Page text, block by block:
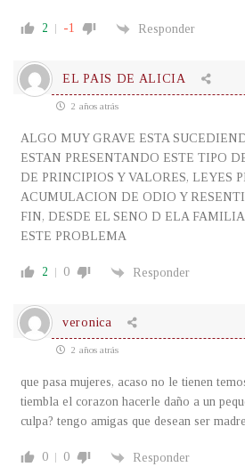
2 -1 Responder
EL PAIS DE ALICIA
2 años atrás
ALGO MUY GRAVE ESTA
ESTAN PRESENTANDO ESTE TIPO
DE PRINCIPIOS Y VALORES, LEYES
ACUMULACION DE ODIO Y
FIN, DESDE EL SENO D ELA
ESTE PROBLEMA
2 0 Responder
veronica
2 años atrás
que pasa mujeres, acaso no le tienen
tiembla el corazon hacerle daño a un
culpa? tengo amigas que desean ser
0 0 Responder